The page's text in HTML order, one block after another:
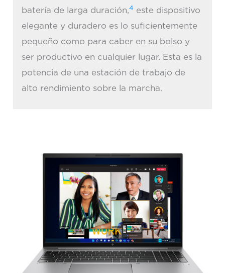
batería de larga duración,4 este dispositivo
elegante y duradero es lo suficientemente
pequeño como para caber en su bolso y
ser productivo en cualquier lugar. Esta es la
potencia de una estación de trabajo de
alto rendimiento sobre la marcha.